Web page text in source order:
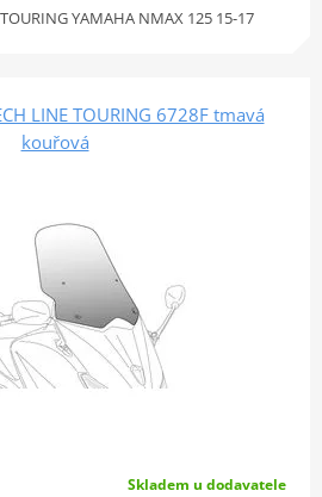
YAMAHA NMAX 125 15-17
LINE TOURING 6728F tmavá
kouřová
Skladem u dodavatele